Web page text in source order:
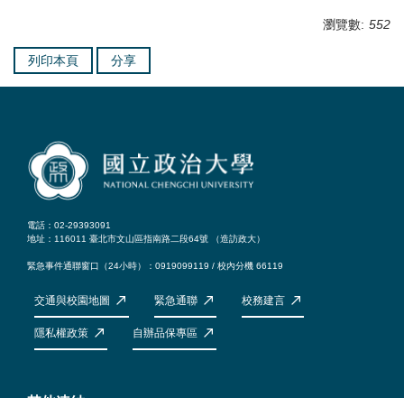
瀏覽數: 552
列印本頁 分享
電話：02-29393091
地址：116011 臺北市文山區指南路二段64號 （造訪政大）
緊急事件通聯窗口（24小時）：0919099119 / 校內分機 66119
交通與校園地圖 緊急通聯 校務建言
隱私權政策 自辦品保專區